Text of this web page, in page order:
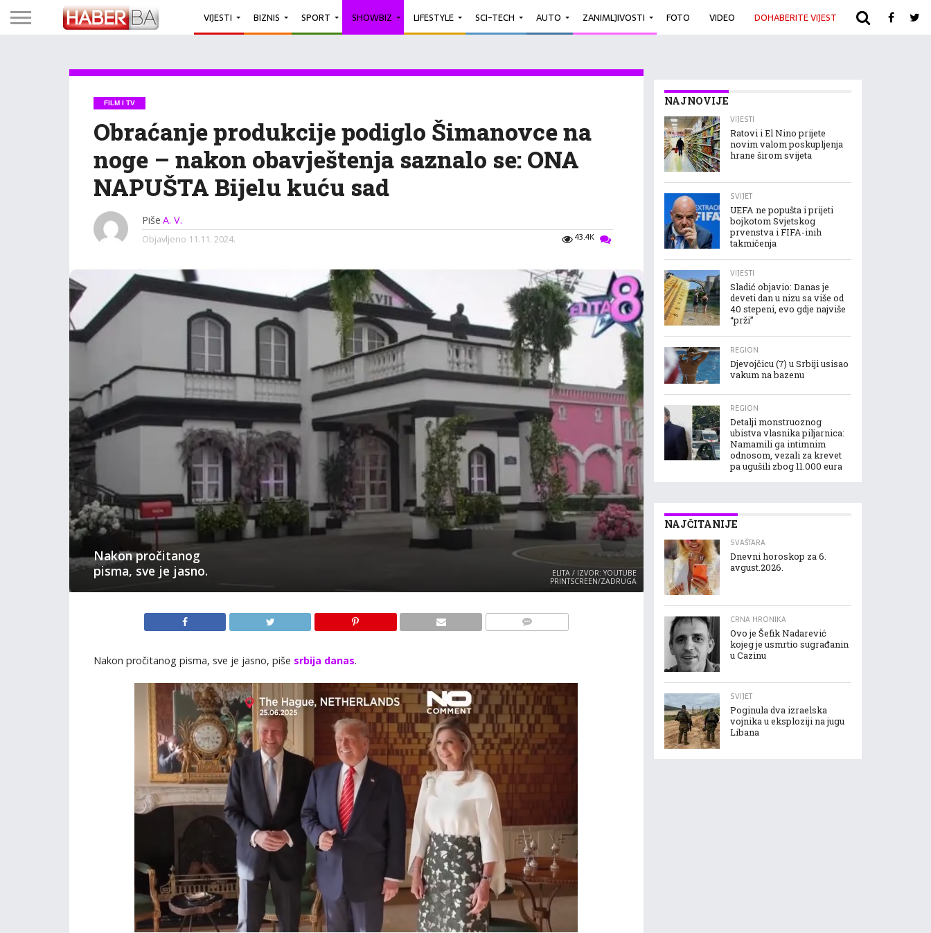
VIJESTI BIZNIS SPORT SHOWBIZ LIFESTYLE SCI-TECH AUTO ZANIMLJIVOSTI FOTO VIDEO DOHABERITE VIJEST ARHIVA
FILM I TV
Obraćanje produkcije podiglo Šimanovce na
noge – nakon obavještenja saznalo se: ONA
NAPUŠTA Bijelu kuću sad
Piše A. V.
43.4K
Objavljeno 11.11. 2024.
Nakon pročitanog
pisma, sve je jasno.
ELITA / IZVOR: YOUTUBE
PRINTSCREEN/ZADRUGA
Nakon pročitanog pisma, sve je jasno, piše srbija danas.
NAJNOVIJE
VIJESTI
Ratovi i El Nino prijete
novim valom poskupljenja
hrane širom svijeta
SVIJET
UEFA ne popušta i prijeti
bojkotom Svjetskog
prvenstva i FIFA-inih
takmičenja
VIJESTI
Sladić objavio: Danas je
deveti dan u nizu sa više od
40 stepeni, evo gdje najviše
“prži”
REGION
Djevojčicu (7) u Srbiji usisao
vakum na bazenu
REGION
Detalji monstruoznog
ubistva vlasnika piljarnica:
Namamili ga intimnim
odnosom, vezali za krevet
pa ugušili zbog 11.000 eura
NAJČITANIJE
SVAŠTARA
Dnevni horoskop za 6.
avgust.2026.
CRNA HRONIKA
Ovo je Šefik Nadarević
kojeg je usmrtio sugrađanin
u Cazinu
SVIJET
Poginula dva izraelska
vojnika u eksploziji na jugu
Libana